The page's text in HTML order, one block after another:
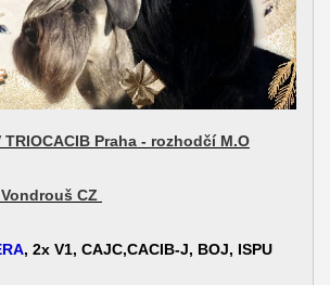
TRIOCACIB Praha - rozhodčí M.O
CZ
, 2x V1, CAJC,CACIB-J, BOJ, ISPU